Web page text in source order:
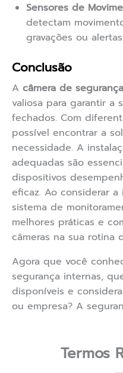
Sensores de
detectam
gravações ou alertas.
Conclusão
A câmera de
valiosa para garantir a
fechados. Com
possível encontrar a
necessidade. A
adequadas são
dispositivos
eficaz. Ao considerar
sistema de
melhores práticas e
câmeras na sua rotina
Agora que você
segurança internas,
disponíveis e
ou empresa? A
Termos